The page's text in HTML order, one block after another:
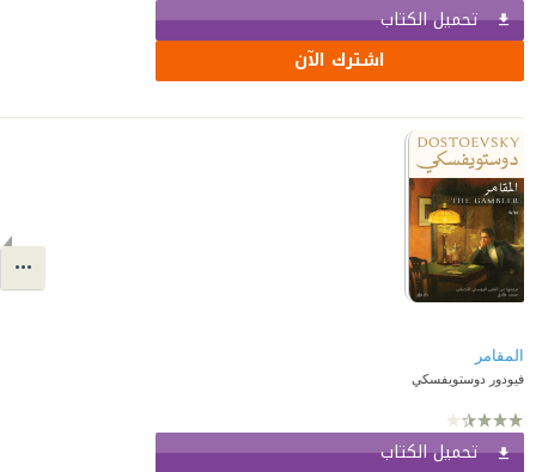
تحميل الكتاب
اشترك الآن
المقامر
فيودور دوستويفسكي
تحميل الكتاب